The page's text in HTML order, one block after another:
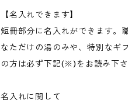
【名入れできます】
短冊部分に名入れができます。
なただけの湯のみや、特別なギ
の方は必ず下記(※)をお読み下
名入れに関して